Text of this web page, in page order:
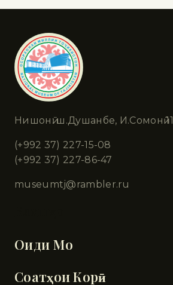
Нишонӣ: ш.Душанбе, И.Сомонӣ 11
(+992 37) 227-15-08
(+992 37) 227-86-47
museumtj@rambler.ru
Оиди Мо
Соатҳои Корӣ